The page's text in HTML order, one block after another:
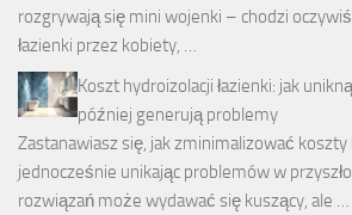
rozgrywają się mini wojenki – chodzi
łazienki przez kobiety, …
Koszt hydroizolacji łazienki: jak
później generują problemy
Zastanawiasz się, jak zminimalizować koszty
jednocześnie unikając problemów w
rozwiązań może wydawać się kuszący, ale …